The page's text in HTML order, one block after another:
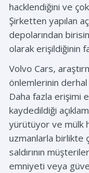
hacklendiğini ve
Şirketten yapılan
depolarından
olarak erişildiğinin
Volvo Cars,
önlemlerinin derhal
Daha fazla erişimi
kaydedildiği
yürütüyor ve mülk
uzmanlarla birlikte
saldırının
emniyeti veya